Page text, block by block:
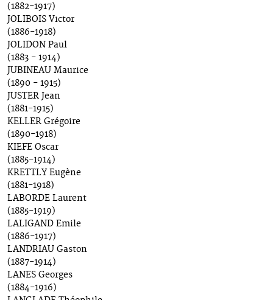
(1882-1917)
JOLIBOIS Victor
(1886-1918)
JOLIDON Paul
(1883 - 1914)
JUBINEAU Maurice
(1890 - 1915)
JUSTER Jean
(1881-1915)
KELLER Grégoire
(1890-1918)
KIEFE Oscar
(1885-1914)
KRETTLY Eugène
(1881-1918)
LABORDE Laurent
(1885-1919)
LALIGAND Emile
(1886-1917)
LANDRIAU Gaston
(1887-1914)
LANES Georges
(1884-1916)